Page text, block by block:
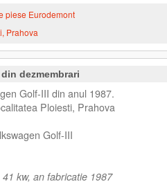
piese Eurodemont
Prahova
dezmembrari
Golf-III din anul 1987.
Ploiesti, Prahova
Golf-III
kw, an fabricatie 1987